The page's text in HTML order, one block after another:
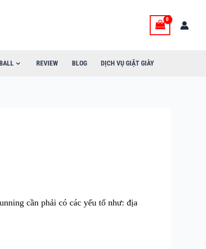
REVIEW BLOG DỊCH VỤ GIẶT GIÀY
cần phải có các yếu tố như: địa